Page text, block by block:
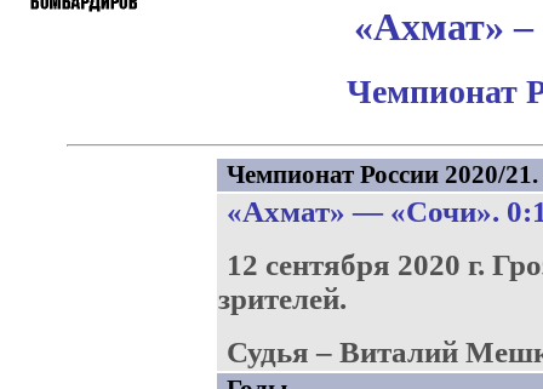
«Ахмат»
Чемпионат
Чемпионат России 2020/
«Ахмат» — «Сочи».
12 сентября 2020 г.
зрителей.
Судья – Виталий